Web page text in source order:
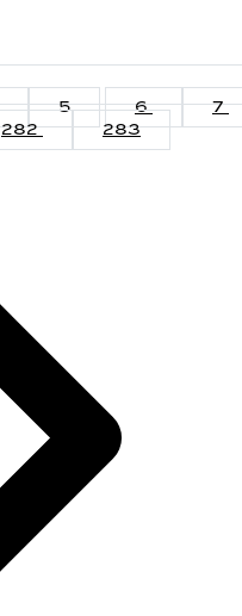
5 6
7
282 283